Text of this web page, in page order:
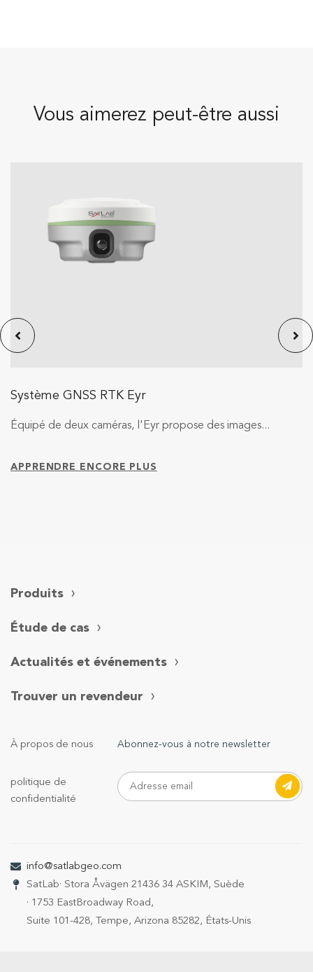
Vous aimerez peut-être aussi
Système GNSS RTK Eyr
Équipé de deux caméras, l'Eyr propose des images...
APPRENDRE ENCORE PLUS
SatLab· Stora Åvägen 21 436 34 ASKIM, Suède
· 1753 EastBroadway Road,
Suite 101-428, Tempe, Arizona 85282, États-Unis
info@satlabgeo.com
Produits
Étude de cas
Actualités et événements
Trouver un revendeur
À propos de nous
politique de
confidentialité
Abonnez-vous à notre newsletter